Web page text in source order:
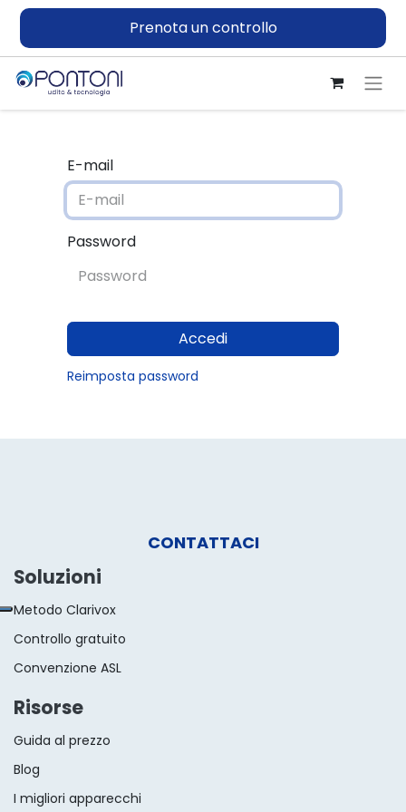
Prenota un controllo
E-mail
Password
Accedi
Reimposta password
CONTATTACI
Soluzioni
Metodo Clarivox
Controllo gratuito
Convenzione ASL
Risorse
Guida al prezzo
Blog
I migliori apparecchi